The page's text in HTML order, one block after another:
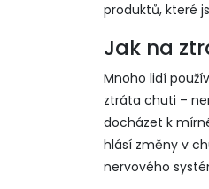
produktů, které
Jak na
Mnoho lidí
ztráta chuti –
docházet k
hlásí změny v
nervového